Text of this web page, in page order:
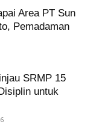
Area PT Sun
Pemadaman
SRMP 15
untuk